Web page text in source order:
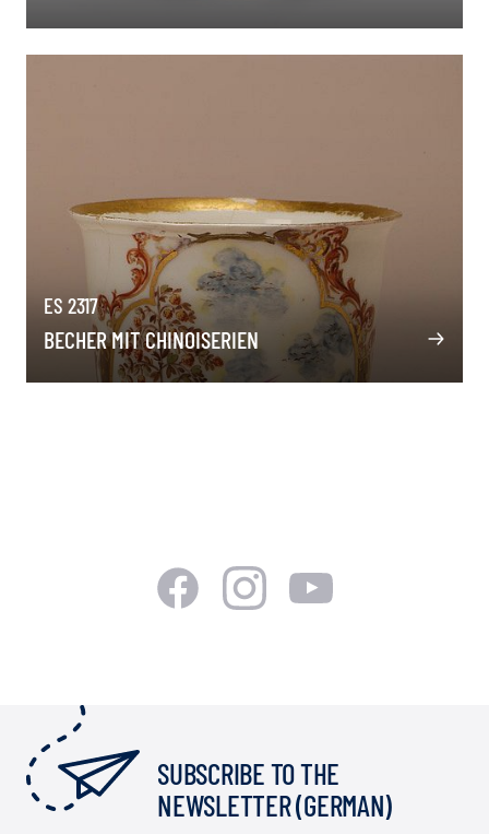
ES 2317
BECHER MIT CHINOISERIEN
SUBSCRIBE TO THE
NEWSLETTER (GERMAN)